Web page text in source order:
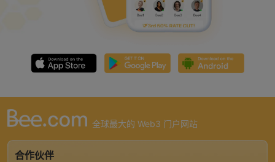
全球最大的 Web3 门户网站
合作伙伴